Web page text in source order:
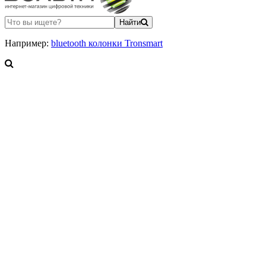
Найти
Например: bluetooth колонки Tronsmart